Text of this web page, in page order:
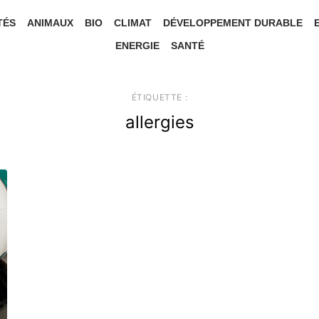
ANIMAUX BIO CLIMAT DÉVELOPPEMENT DURABLE
ENERGIE
SANTÉ
ÉTIQUETTE :
allergies